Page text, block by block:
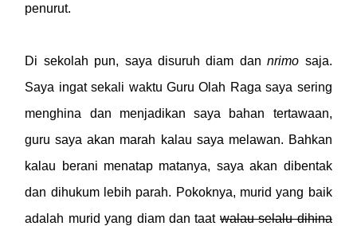
penurut.
Di sekolah pun, saya disuruh diam dannrimo saja.
Saya ingat sekali waktu Guru Olah Raga saya sering
menghina dan menjadikan saya bahan tertawaan,
guru saya akan marah kalau saya melawan. Bahkan
kalau berani menatap matanya, saya akan dibentak
dan dihukum lebih parah. Pokoknya, murid yang baik
adalah murid yang diam dan taatwalau selalu dihina